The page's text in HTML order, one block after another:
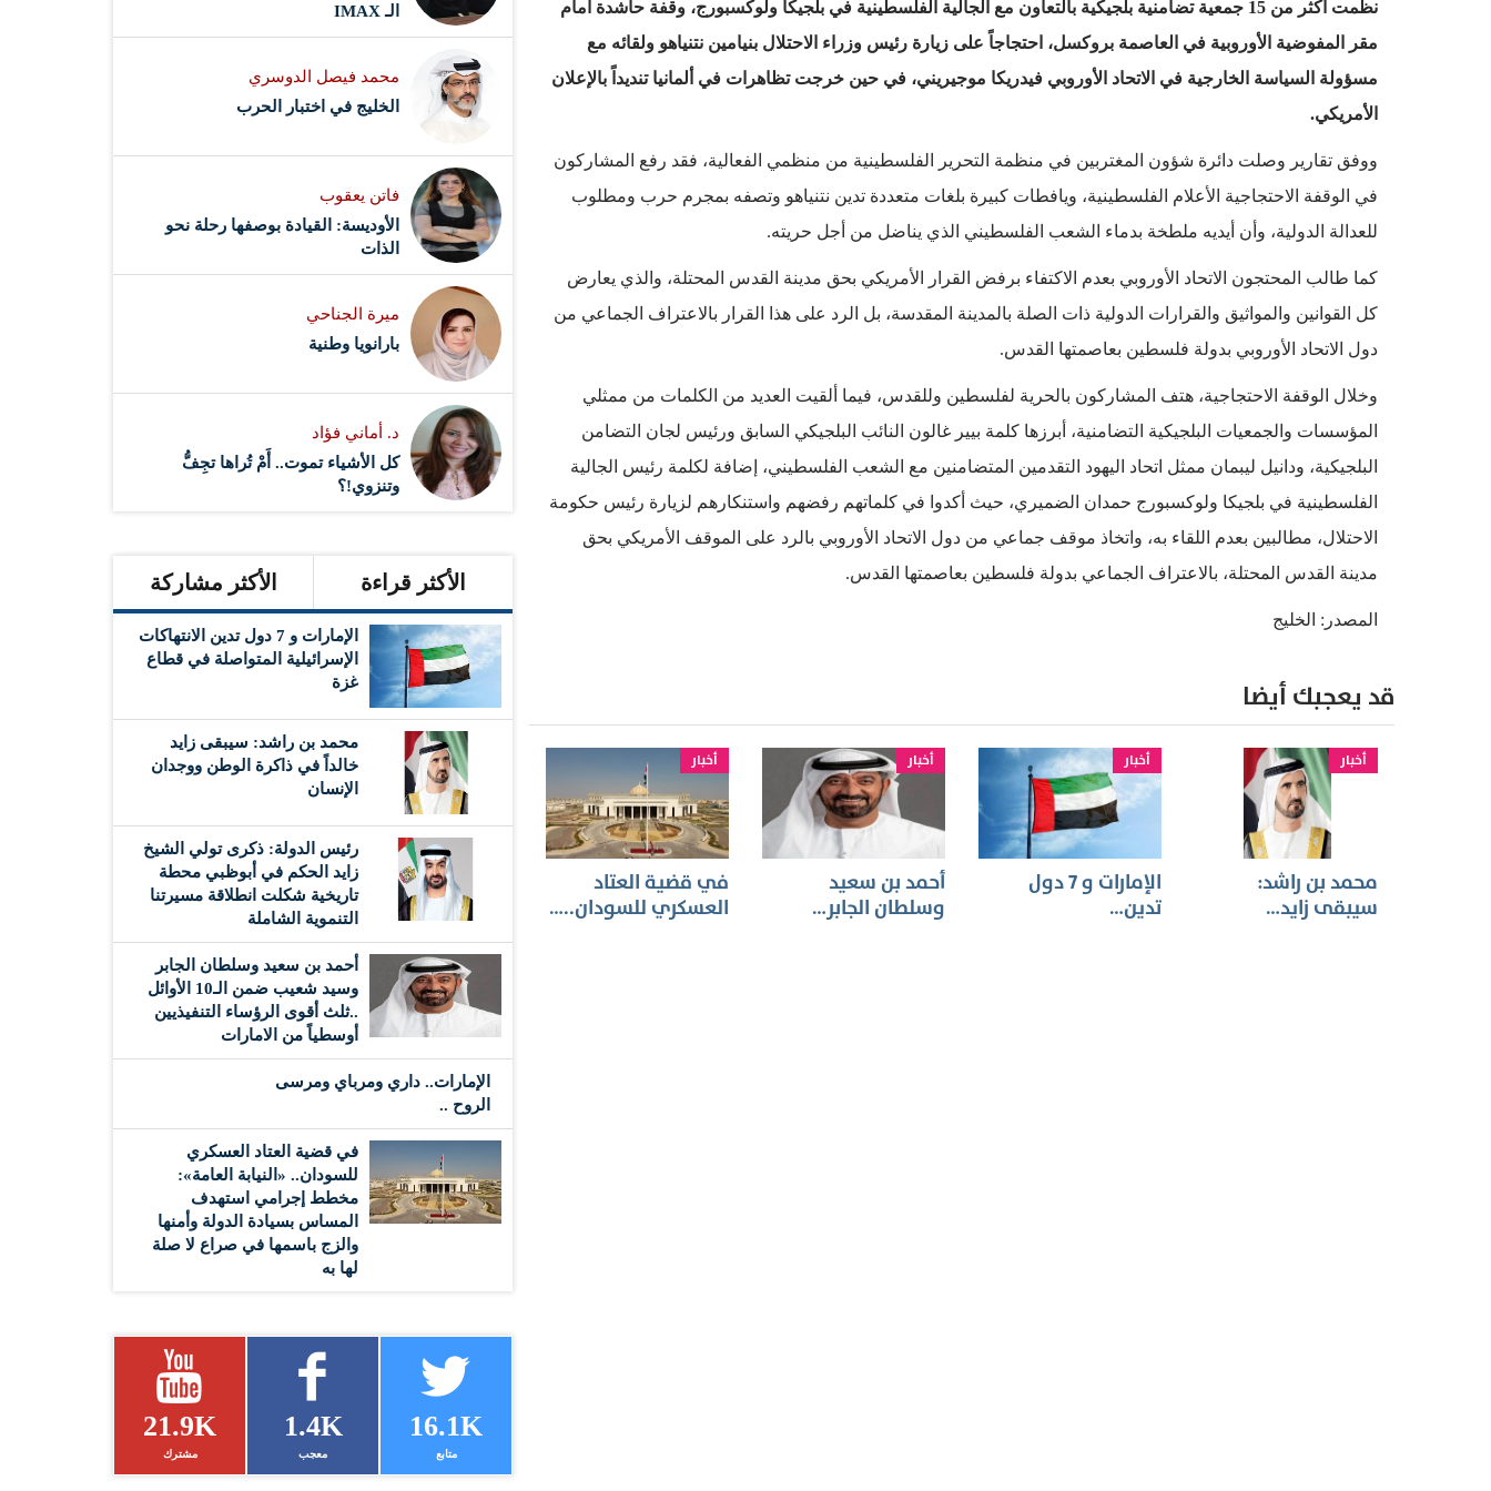
نظمت أكثر من 15 جمعية تضامنية بلجيكية بالتعاون مع الجالية الفلسطينية في بلجيكا ولوكسبورج، وقفة حاشدة أمام
مقر المفوضية الأوروبية في العاصمة بروكسل، احتجاجاً على زيارة رئيس وزراء الاحتلال بنيامين نتنياهو ولقائه مع
مسؤولة السياسة الخارجية في الاتحاد الأوروبي فيدريكا موجيريني، في حين خرجت تظاهرات في ألمانيا تنديداً بالإعلان
الأمريكي.
ووفق تقارير وصلت دائرة شؤون المغتربين في منظمة التحرير الفلسطينية من منظمي الفعالية، فقد رفع المشاركون
في الوقفة الاحتجاجية الأعلام الفلسطينية، ويافطات كبيرة بلغات متعددة تدين نتنياهو وتصفه بمجرم حرب ومطلوب
للعدالة الدولية، وأن أيديه ملطخة بدماء الشعب الفلسطيني الذي يناضل من أجل حريته.
كما طالب المحتجون الاتحاد الأوروبي بعدم الاكتفاء برفض القرار الأمريكي بحق مدينة القدس المحتلة، والذي يعارض
كل القوانين والمواثيق والقرارات الدولية ذات الصلة بالمدينة المقدسة، بل الرد على هذا القرار بالاعتراف الجماعي من
دول الاتحاد الأوروبي بدولة فلسطين بعاصمتها القدس.
وخلال الوقفة الاحتجاجية، هتف المشاركون بالحرية لفلسطين وللقدس، فيما ألقيت العديد من الكلمات من ممثلي
المؤسسات والجمعيات البلجيكية التضامنية، أبرزها كلمة بيير غالون النائب البلجيكي السابق ورئيس لجان التضامن
البلجيكية، ودانيل ليبمان ممثل اتحاد اليهود التقدمين المتضامنين مع الشعب الفلسطيني، إضافة لكلمة رئيس الجالية
الفلسطينية في بلجيكا ولوكسبورج حمدان الضميري، حيث أكدوا في كلماتهم رفضهم واستنكارهم لزيارة رئيس حكومة
الاحتلال، مطالبين بعدم اللقاء به، واتخاذ موقف جماعي من دول الاتحاد الأوروبي بالرد على الموقف الأمريكي بحق
مدينة القدس المحتلة، بالاعتراف الجماعي بدولة فلسطين بعاصمتها القدس.
المصدر: الخليج
قد يعجبك أيضا
أخبار
محمد بن راشد:
سيبقى زايد…
أخبار
الإمارات و 7 دول
تدين…
أخبار
أحمد بن سعيد
وسلطان الجابر…
أخبار
في قضية العتاد
العسكري للسودان..…
الـ IMAX
محمد فيصل الدوسري ​
‏الخليج في اختبار الحرب
فاتن يعقوب
الأوديسة: القيادة بوصفها رحلة نحو
الذات
ميرة الجناحي
بارانويا وطنية
د. أماني فؤاد
كل الأشياء تموت.. أَمْ تُراها تجِفُّ
وتنزوي!؟
الأكثر قراءة الأكثر مشاركة
الإمارات و 7 دول تدين الانتهاكات
الإسرائيلية المتواصلة في قطاع
غزة
محمد بن راشد: سيبقى زايد
خالداً في ذاكرة الوطن ووجدان
الإنسان
رئيس الدولة: ذكرى تولي الشيخ
زايد الحكم في أبوظبي محطة
تاريخية شكلت انطلاقة مسيرتنا
التنموية الشاملة
أحمد بن سعيد وسلطان الجابر
وسيد شعيب ضمن الـ10 الأوائل
..ثلث أقوى الرؤساء التنفيذيين
أوسطياً من الامارات
الإمارات.. داري ومرباي ومرسى
الروح ..
في قضية العتاد العسكري
للسودان.. «النيابة العامة»:
مخطط إجرامي استهدف
المساس بسيادة الدولة وأمنها
والزج باسمها في صراع لا صلة
لها به
21.9K
مشترك
1.4K
معجب
16.1K
متابع